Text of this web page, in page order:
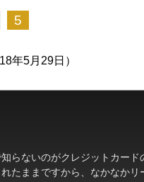
5
年5月29日）
らないのがクレジットカード
たままですから、なかなかリ